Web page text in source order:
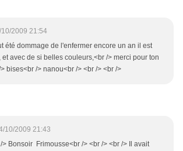
2009 21:54
été dommage de l'enfermer encore un an il est
et avec de si belles couleurs,<br /> merci pour ton
bises<br /> nanou<br /> <br /> <br />
10/2009 21:43
> Bonsoir Frimousse<br /> <br /> <br /> Il avait